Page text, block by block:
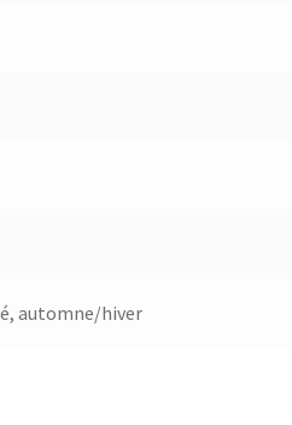
, automne/hiver